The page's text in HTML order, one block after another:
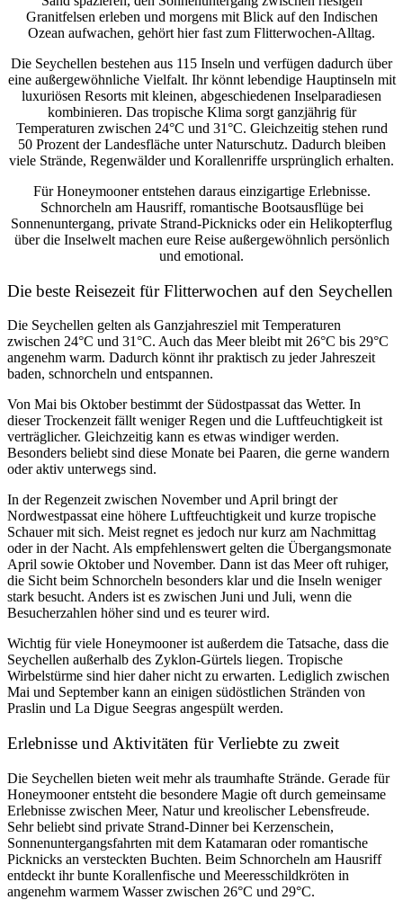
Granitfelsen erleben und morgens mit Blick auf den Indischen
Ozean aufwachen, gehört hier fast zum Flitterwochen-Alltag.
Die Seychellen bestehen aus 115 Inseln und verfügen dadurch über
eine außergewöhnliche Vielfalt. Ihr könnt lebendige Hauptinseln mit
luxuriösen Resorts mit kleinen, abgeschiedenen Inselparadiesen
kombinieren. Das tropische Klima sorgt ganzjährig für
Temperaturen zwischen 24°C und 31°C. Gleichzeitig stehen rund
50 Prozent der Landesfläche unter Naturschutz. Dadurch bleiben
viele Strände, Regenwälder und Korallenriffe ursprünglich erhalten.
Für Honeymooner entstehen daraus einzigartige Erlebnisse.
Schnorcheln am Hausriff, romantische Bootsausflüge bei
Sonnenuntergang, private Strand-Picknicks oder ein Helikopterflug
über die Inselwelt machen eure Reise außergewöhnlich persönlich
und emotional.
Die beste Reisezeit für Flitterwochen auf den Seychellen
Die Seychellen gelten als Ganzjahresziel mit Temperaturen
zwischen 24°C und 31°C. Auch das Meer bleibt mit 26°C bis 29°C
angenehm warm. Dadurch könnt ihr praktisch zu jeder Jahreszeit
baden, schnorcheln und entspannen.
Von Mai bis Oktober bestimmt der Südostpassat das Wetter. In
dieser Trockenzeit fällt weniger Regen und die Luftfeuchtigkeit ist
verträglicher. Gleichzeitig kann es etwas windiger werden.
Besonders beliebt sind diese Monate bei Paaren, die gerne wandern
oder aktiv unterwegs sind.
In der Regenzeit zwischen November und April bringt der
Nordwestpassat eine höhere Luftfeuchtigkeit und kurze tropische
Schauer mit sich. Meist regnet es jedoch nur kurz am Nachmittag
oder in der Nacht. Als empfehlenswert gelten die Übergangsmonate
April sowie Oktober und November. Dann ist das Meer oft ruhiger,
die Sicht beim Schnorcheln besonders klar und die Inseln weniger
stark besucht. Anders ist es zwischen Juni und Juli, wenn die
Besucherzahlen höher sind und es teurer wird.
Wichtig für viele Honeymooner ist außerdem die Tatsache, dass die
Seychellen außerhalb des Zyklon-Gürtels liegen. Tropische
Wirbelstürme sind hier daher nicht zu erwarten. Lediglich zwischen
Mai und September kann an einigen südöstlichen Stränden von
Praslin und La Digue Seegras angespült werden.
Erlebnisse und Aktivitäten für Verliebte zu zweit
Die Seychellen bieten weit mehr als traumhafte Strände. Gerade für
Honeymooner entsteht die besondere Magie oft durch gemeinsame
Erlebnisse zwischen Meer, Natur und kreolischer Lebensfreude.
Sehr beliebt sind private Strand-Dinner bei Kerzenschein,
Sonnenuntergangsfahrten mit dem Katamaran oder romantische
Picknicks an versteckten Buchten. Beim Schnorcheln am Hausriff
entdeckt ihr bunte Korallenfische und Meeresschildkröten in
angenehm warmem Wasser zwischen 26°C und 29°C.